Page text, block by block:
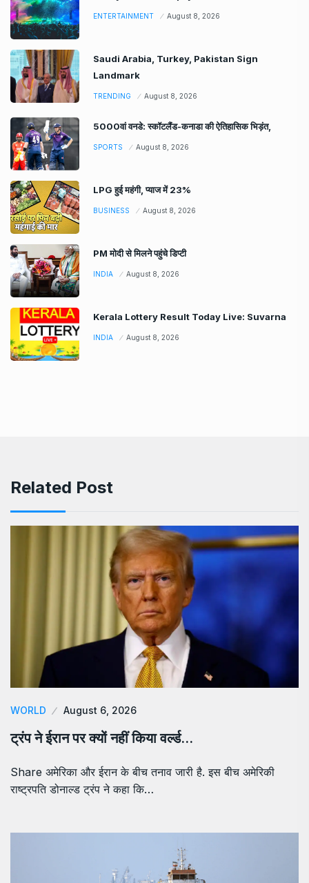
ENTERTAINMENT August 8, 2026
Saudi Arabia, Turkey, Pakistan Sign
Landmark
TRENDING August 8, 2026
5000वां वनडे: स्कॉटलैंड-कनाडा की ऐतिहासिक भिड़ंत,
SPORTS August 8, 2026
LPG हुई महंगी, प्याज में 23%
BUSINESS August 8, 2026
PM मोदी से मिलने पहुंचे डिप्टी
INDIA August 8, 2026
Kerala Lottery Result Today Live: Suvarna
INDIA August 8, 2026
Related Post
WORLD August 6, 2026
ट्रंप ने ईरान पर क्यों नहीं किया वर्ल्ड…
Share अमेरिका और ईरान के बीच तनाव जारी है. इस बीच अमेरिकी
राष्ट्रपति डोनाल्ड ट्रंप ने कहा कि…